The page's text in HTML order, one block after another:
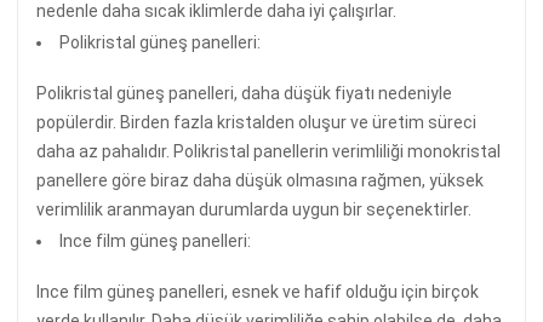
nedenle daha sıcak iklimlerde daha iyi çalışırlar.
Polikristal güneş panelleri:
Polikristal güneş panelleri, daha düşük fiyatı nedeniyle
popülerdir. Birden fazla kristalden oluşur ve üretim süreci
daha az pahalıdır. Polikristal panellerin verimliliği monokristal
panellere göre biraz daha düşük olmasına rağmen, yüksek
verimlilik aranmayan durumlarda uygun bir seçenektirler.
Ince film güneş panelleri:
Ince film güneş panelleri, esnek ve hafif olduğu için birçok